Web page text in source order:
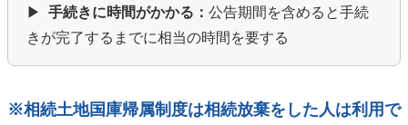
▶ 手続きに時間がかかる： 公告期間を含めると手続
きが完了するまでに相当の時間を要する
※相続土地国庫帰属制度は相続放棄をした人は利用で